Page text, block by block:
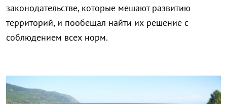
законодательстве, которые мешают развитию
территорий, и пообещал найти их решение с
соблюдением всех норм.